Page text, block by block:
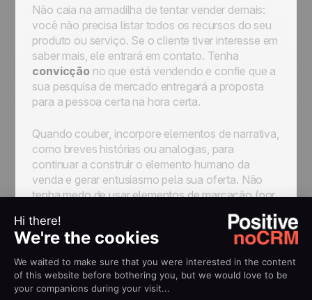
Não caia na armadilha de tentar vender demais:
você não precisa listar todos os recursos do seu
produto ou serviço. Se o cliente tiver interesse em
saber mais, ele entrará em contato. Tenha
convicçãono que está vendendo e confie que a
sua pesquisa de mercado entregará a proposta
para a pessoa certa na hora certa.
Quando couber, incorpore elementos de narrativa,
como breves histórias ou analogias, para
continuar a construir o elemento humano da
venda e gerar entusiasmo pela sua oferta. Não
tenha medo de usar elementos de marcação (por
ou diferentes cores nas
fontes), e procure escrever parágrafos mais
curtos — isso deixa o texto mais fácil de ler.
Ninguém nunca reclamou que um e-mail de
vendas era curto ou simples demais.